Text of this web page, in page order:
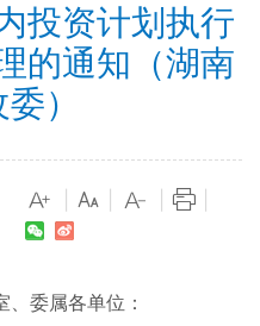
投资计划执行
的通知（湖南
）
委属各单位：